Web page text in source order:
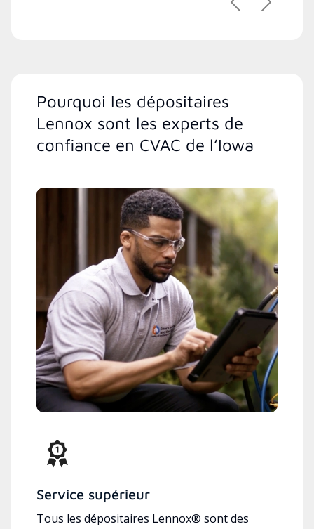
PrécédentSuivant
Pourquoi les dépositaires
Lennox sont les experts de
confiance en CVAC de l’Iowa
Service supérieur
Tous les dépositaires Lennox® sont des